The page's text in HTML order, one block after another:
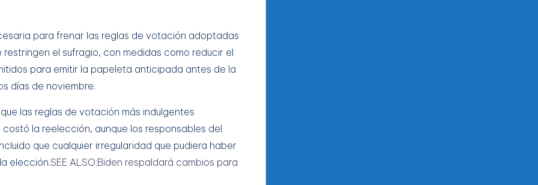
para frenar las reglas de votación adoptadas
el sufragio, con medidas como reducir el
para emitir la papeleta anticipada antes de la
días de noviembre.
las reglas de votación más indulgentes
la reelección, aunque los responsables del
que cualquier irregularidad que pudiera haber
elección.SEE ALSO:Biden respaldará cambios para